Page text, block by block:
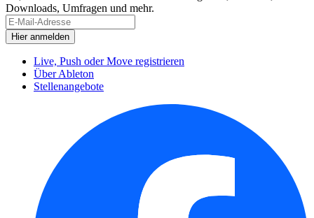
Downloads, Umfragen und mehr.
Live, Push oder Move registrieren
Über Ableton
Stellenangebote